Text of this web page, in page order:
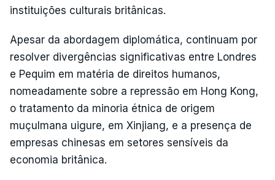
instituições culturais britânicas.
Apesar da abordagem diplomática, continuam por
resolver divergências significativas entre Londres
e Pequim em matéria de direitos humanos,
nomeadamente sobre a repressão em Hong Kong,
o tratamento da minoria étnica de origem
muçulmana uigure, em Xinjiang, e a presença de
empresas chinesas em setores sensíveis da
economia britânica.